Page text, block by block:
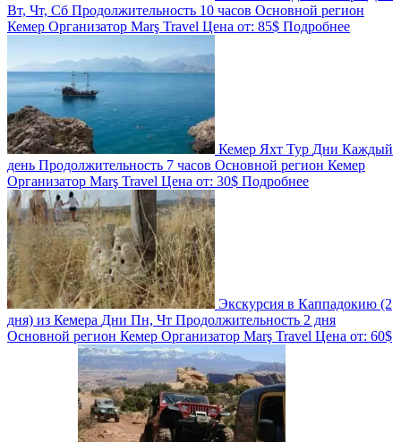
Вт, Чт, Сб Продолжительность 10 часов Основной регион
Кемер Организатор Marş Travel Цена от: 85$ Подробнее
Кемер Яхт Тур Дни Каждый
день Продолжительность 7 часов Основной регион Кемер
Организатор Marş Travel Цена от: 30$ Подробнее
Экскурсия в Каппадокию (2
дня) из Кемера Дни Пн, Чт Продолжительность 2 дня
Основной регион Кемер Организатор Marş Travel Цена от: 60$